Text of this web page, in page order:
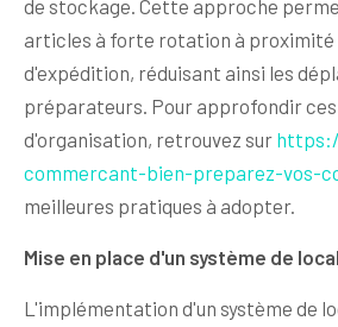
de stockage. Cette approche
articles à forte rotation à proximité
d'expédition, réduisant ainsi les
préparateurs. Pour approfondir
d'organisation, retrouvez sur
commercant-bien-preparez-vos-
meilleures pratiques à adopter.
Mise en place d'un système de
L'implémentation d'un système de